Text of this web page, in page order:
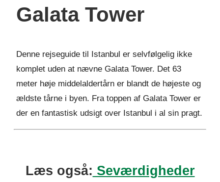
Galata Tower
Denne rejseguide til Istanbul er selvfølgelig ikke
komplet uden at nævne Galata Tower. Det 63
meter høje middelaldertårn er blandt de højeste og
ældste tårne i byen. Fra toppen af Galata Tower er
der en fantastisk udsigt over Istanbul i al sin pragt.
Læs også: Seværdigheder